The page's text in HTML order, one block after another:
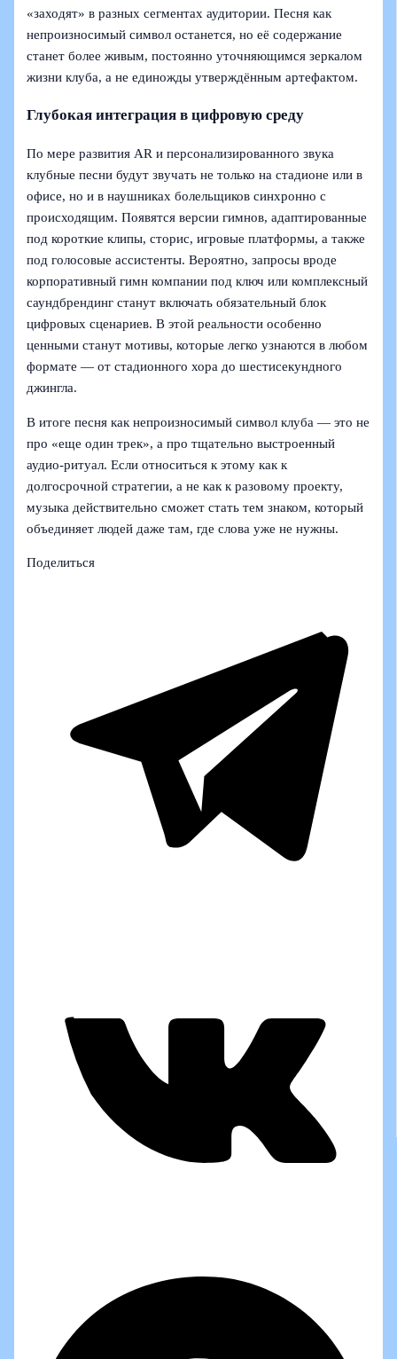
«заходят» в разных сегментах аудитории. Песня как
непроизносимый символ останется, но её содержание
станет более живым, постоянно уточняющимся зеркалом
жизни клуба, а не единожды утверждённым артефактом.
Глубокая интеграция в цифровую среду
По мере развития AR и персонализированного звука
клубные песни будут звучать не только на стадионе или в
офисе, но и в наушниках болельщиков синхронно с
происходящим. Появятся версии гимнов, адаптированные
под короткие клипы, сторис, игровые платформы, а также
под голосовые ассистенты. Вероятно, запросы вроде
корпоративный гимн компании под ключ или комплексный
саундбрендинг станут включать обязательный блок
цифровых сценариев. В этой реальности особенно
ценными станут мотивы, которые легко узнаются в любом
формате — от стадионного хора до шестисекундного
джингла.
В итоге песня как непроизносимый символ клуба — это не
про «еще один трек», а про тщательно выстроенный
аудио‑ритуал. Если относиться к этому как к
долгосрочной стратегии, а не как к разовому проекту,
музыка действительно сможет стать тем знаком, который
объединяет людей даже там, где слова уже не нужны.
Поделиться